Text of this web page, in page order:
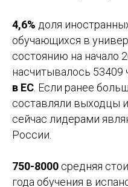
4,6% доля
обучающихся в
состоянию на начало
насчитывалось 53409
в ЕС . Если ранее
составляли выходцы
сейчас лидерами
России.
750-8000 средняя
года обучения в
Учёба и переезд в Испанию без
Study
Получить